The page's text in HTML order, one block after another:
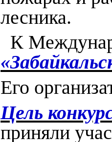
лесника.
К
Его
Цель
приняли